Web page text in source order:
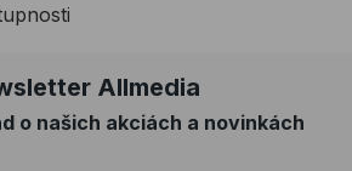
Allmedia
o našich akciách a novinkách